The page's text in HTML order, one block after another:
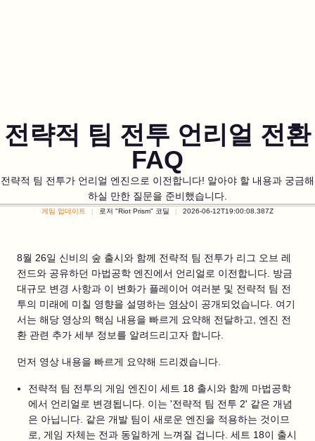
전략적 팀 전투 언리얼 전환
FAQ
전략적 팀 전투가 언리얼 엔진으로 이전합니다! 알아야 할 내용과 궁금해
하실 만한 질문을 준비했습니다.
게임 업데이트 로저 "Riot Prism" 코딜 2026-06-12T19:00:08.387Z
8월 26일 신비의 숲 출시와 함께 전략적 팀 전투가 리그 오브 레
전드와 공유하던 마법공학 엔진에서 언리얼로 이전합니다. 방금
대규모 변경 사항과 이 변화가 플레이어 여러분 및 전략적 팀 전
투의 미래에 미칠 영향을 설명하는 영상이 공개되었습니다. 여기
서는 해당 영상의 핵심 내용을 빠르게 요약해 전달하고, 엔진 전
환 관련 추가 세부 정보를 알려드리고자 합니다.
먼저 영상 내용을 빠르게 요약해 드리겠습니다.
전략적 팀 전투의 게임 엔진이 세트 18 출시와 함께 마법공학
에서 언리얼로 변경됩니다. 이는 '전략적 팀 전투 2' 같은 개념
은 아닙니다. 같은 개발 팀이 새로운 엔진을 적용하는 것이므
로, 게임 자체는 전과 동일하게 느껴질 겁니다. 세트 18이 출시